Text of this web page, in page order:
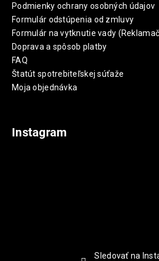
Podmienky ochrany osobných údajov
Formulár odstúpenia od zmluvy
Formulár na vytknutie vady
Doprava a spôsob platby
FAQ
Štatút spotrebiteľskej súťaže
Moja objednávka
Instagram
Sledovať na